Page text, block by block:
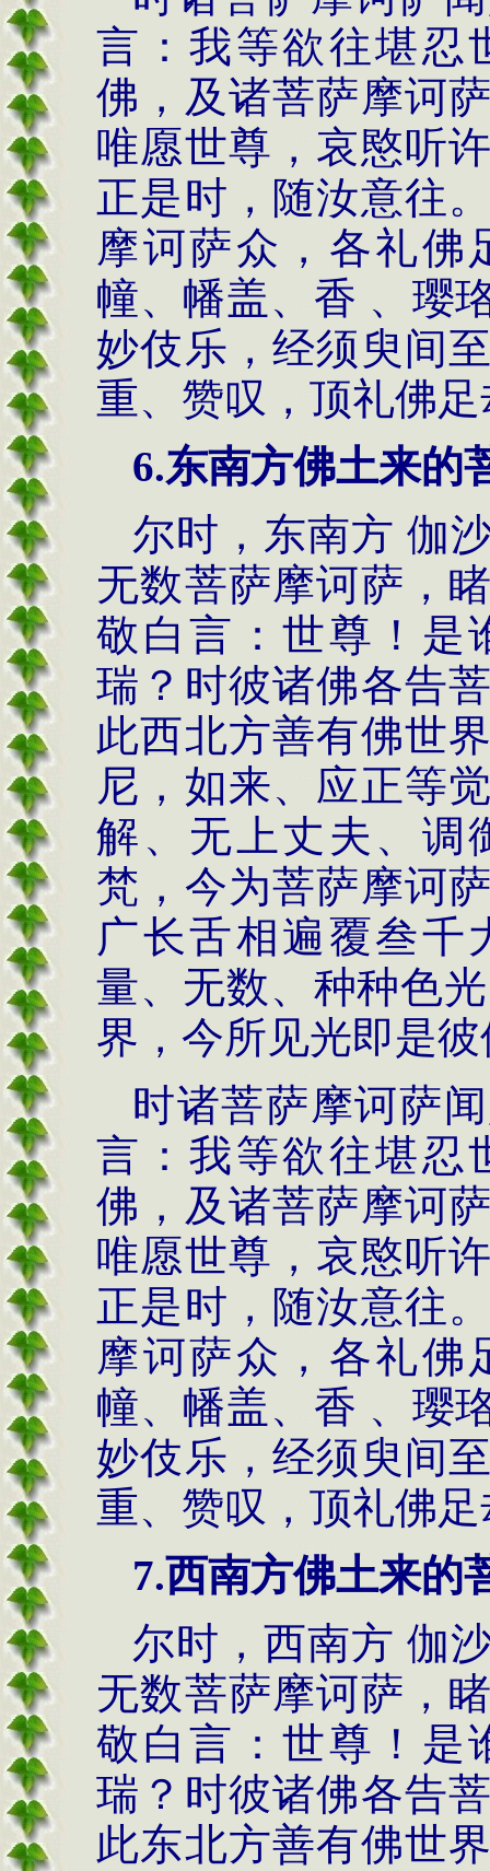
言：我等欲往堪忍
佛，及诸菩萨摩诃
唯愿世尊，哀愍听
正是时，随汝意往
摩诃萨众，各礼佛
幢、幡盖、香 、璎
妙伎乐，经须臾间
重、赞叹，顶礼佛
6.东南方佛土来的
尔时，东南方 伽
无数菩萨摩诃萨，
敬白言：世尊！是
瑞？时彼诸佛各告
此西北方善有佛世
尼，如来、应正等
解、无上丈夫、调
梵，今为菩萨摩诃
广长舌相遍覆叁千
量、无数、种种色
界，今所见光即是
时诸菩萨摩诃萨
言：我等欲往堪忍
佛，及诸菩萨摩诃
唯愿世尊，哀愍听
正是时，随汝意往
摩诃萨众，各礼佛
幢、幡盖、香 、璎
妙伎乐，经须臾间
重、赞叹，顶礼佛
7.西南方佛土来的
尔时，西南方 伽
无数菩萨摩诃萨，
敬白言：世尊！是
瑞？时彼诸佛各告
此东北方善有佛世